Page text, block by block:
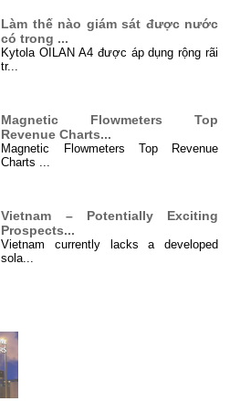
Làm thế nào giám sát được nước
có trong ...
Kytola OILAN A4 được áp dụng rộng rãi
tr...
Magnetic Flowmeters Top
Revenue Charts...
Magnetic Flowmeters Top Revenue
Charts ...
Vietnam – Potentially Exciting
Prospects...
Vietnam currently lacks a developed
sola...
Hệ thống cung cấp điện năng lượng mặt
tr...